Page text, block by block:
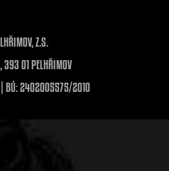
Z.S.
393 01 PELHŘIMOV
BÚ: 2402005575/2010